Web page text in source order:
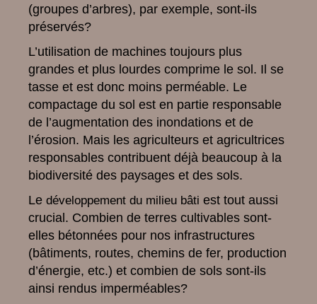
(groupes d’arbres), par exemple, sont-ils
préservés?
L’utilisation de machines toujours plus
grandes et plus lourdes comprime le sol. Il se
tasse et est donc moins perméable. Le
compactage du sol est en partie responsable
de l’augmentation des inondations et de
l’érosion. Mais les agriculteurs et agricultrices
responsables contribuent déjà beaucoup à la
biodiversité des paysages et des sols.
Le développement du milieu bâti est tout aussi
crucial. Combien de terres cultivables sont-
elles bétonnées pour nos infrastructures
(bâtiments, routes, chemins de fer, production
d’énergie, etc.) et combien de sols sont-ils
ainsi rendus imperméables?